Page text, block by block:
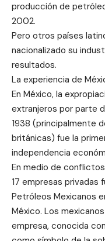
producción de
2002.
Pero otros países
nacionalizado su
resultados.
La experiencia de
En México, la
extranjeros por parte
1938 (principalmente
británicas) fue la
independencia
En medio de
17 empresas privadas
Petróleos Mexicanos
México. Los
empresa, conocida